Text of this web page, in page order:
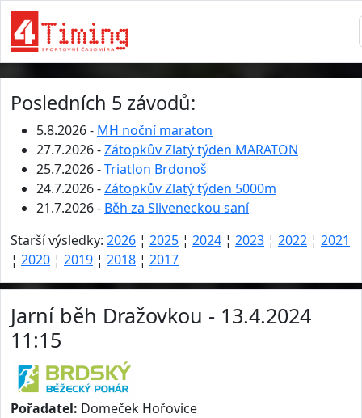
Posledních 5 závodů:
5.8.2026 - MH noční maraton
27.7.2026 -Zátopkův Zlatý týden MARATON
25.7.2026 -Triatlon Brdonoš
24.7.2026 -Zátopkův Zlatý týden 5000m
21.7.2026 - Běh za Sliveneckou saní
Starší výsledky: 2026 ¦ 2025 ¦ 2024 ¦ 2023 ¦ 2022 ¦ 2021
¦ 2020 ¦ 2019 ¦ 2018 ¦ 2017
Jarní běh Dražovkou - 13.4.2024
11:15
Pořadatel: Domeček Hořovice